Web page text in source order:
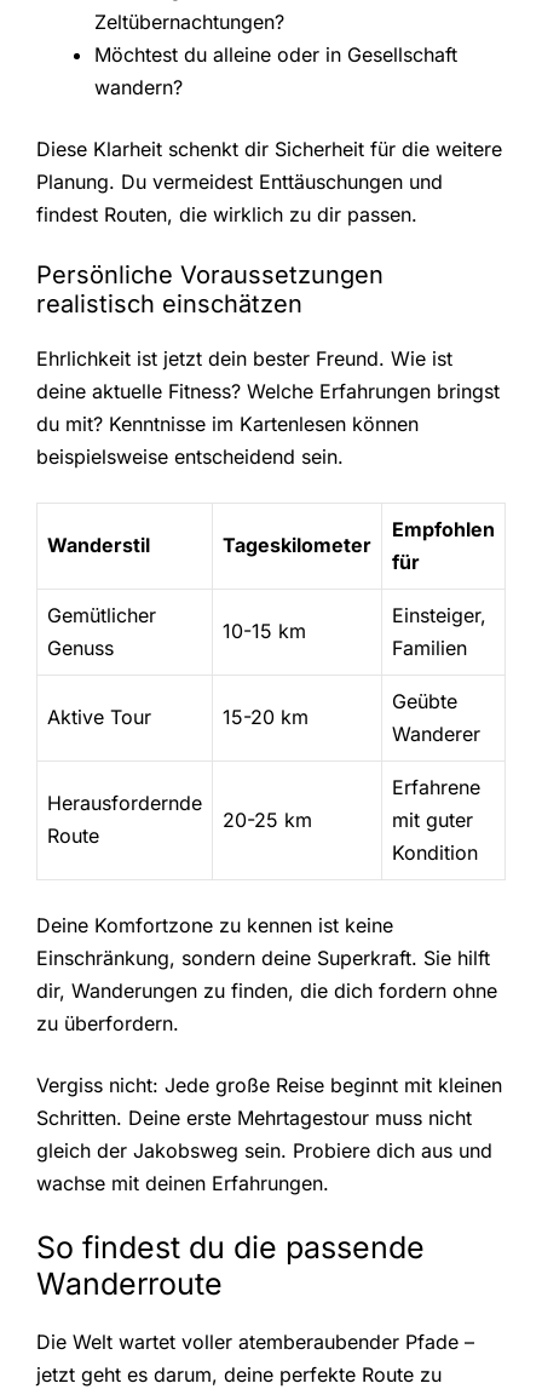
Zeltübernachtungen?
Möchtest du alleine oder in Gesellschaft
wandern?
Diese Klarheit schenkt dir Sicherheit für die weitere
Planung. Du vermeidest Enttäuschungen und
findest Routen, die wirklich zu dir passen.
Persönliche Voraussetzungen
realistisch einschätzen
Ehrlichkeit ist jetzt dein bester Freund. Wie ist
deine aktuelle Fitness? Welche Erfahrungen bringst
du mit? Kenntnisse im Kartenlesen können
beispielsweise entscheidend sein.
Wanderstil Tageskilometer
Empfohlen
für
Gemütlicher
Genuss
10-15 km
Einsteiger,
Familien
Aktive Tour 15-20 km
Geübte
Wanderer
Herausfordernde
Route
20-25 km
Erfahrene
mit guter
Kondition
Deine Komfortzone zu kennen ist keine
Einschränkung, sondern deine Superkraft. Sie hilft
dir, Wanderungen zu finden, die dich fordern ohne
zu überfordern.
Vergiss nicht: Jede große Reise beginnt mit kleinen
Schritten. Deine erste Mehrtagestour muss nicht
gleich der Jakobsweg sein. Probiere dich aus und
wachse mit deinen Erfahrungen.
So findest du die passende
Wanderroute
Die Welt wartet voller atemberaubender Pfade –
jetzt geht es darum, deine perfekte Route zu